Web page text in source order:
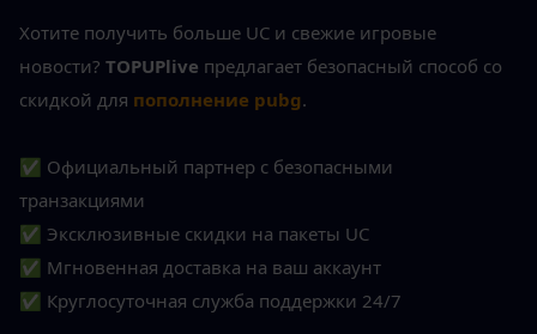
Хотите получить больше UC и свежие игровые
новости? TOPUPlive предлагает безопасный способ со
скидкой для пополнение pubg.
✅ Официальный партнер с безопасными
транзакциями
✅ Эксклюзивные скидки на пакеты UC
✅ Мгновенная доставка на ваш аккаунт
✅ Круглосуточная служба поддержки 24/7